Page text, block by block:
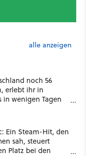
alle anzeigen
noch 56
erlebt ihr in
in wenigen Tagen
Ein Steam-Hit, den
sah, steuert
Platz bei den